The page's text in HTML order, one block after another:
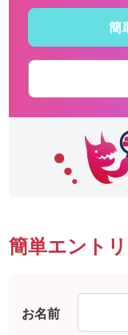
簡
簡単エント
お名前